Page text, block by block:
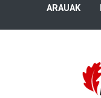
ARAUAK